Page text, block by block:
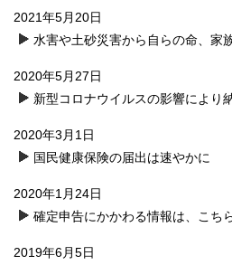
2021年5月20日
2020年5月27日
2020年3月1日
国民健康保険の届出は速やかに
2020年1月24日
確定申告にかかわる情報は、こち
2019年6月5日